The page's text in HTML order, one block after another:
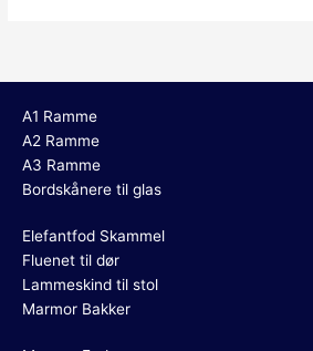
A1 Ramme
A2 Ramme
A3 Ramme
Bordskånere til glas
Elefantfod Skammel
Fluenet til dør
Lammeskind til stol
Marmor Bakker